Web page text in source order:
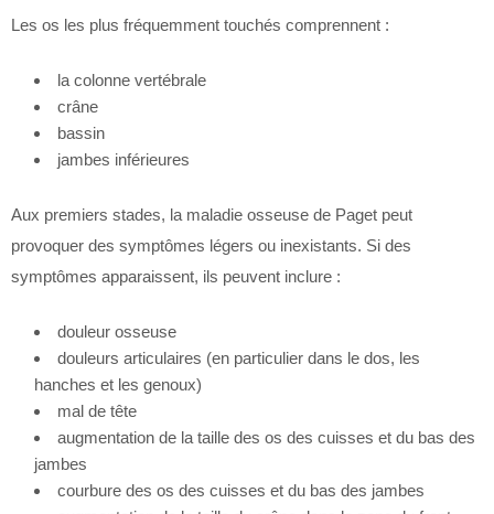
Les os les plus fréquemment touchés comprennent :
la colonne vertébrale
crâne
bassin
jambes inférieures
Aux premiers stades, la maladie osseuse de Paget peut
provoquer des symptômes légers ou inexistants. Si des
symptômes apparaissent, ils peuvent inclure :
douleur osseuse
douleurs articulaires (en particulier dans le dos, les
hanches et les genoux)
mal de tête
augmentation de la taille des os des cuisses et du bas des
jambes
courbure des os des cuisses et du bas des jambes